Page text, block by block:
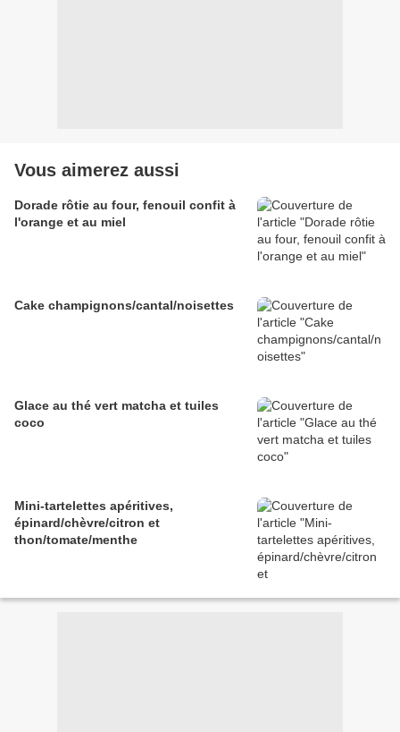
Vous aimerez aussi
Dorade rôtie au four, fenouil confit à
l'orange et au miel
Cake champignons/cantal/noisettes
Glace au thé vert matcha et tuiles
coco
Mini-tartelettes apéritives,
épinard/chèvre/citron et
thon/tomate/menthe